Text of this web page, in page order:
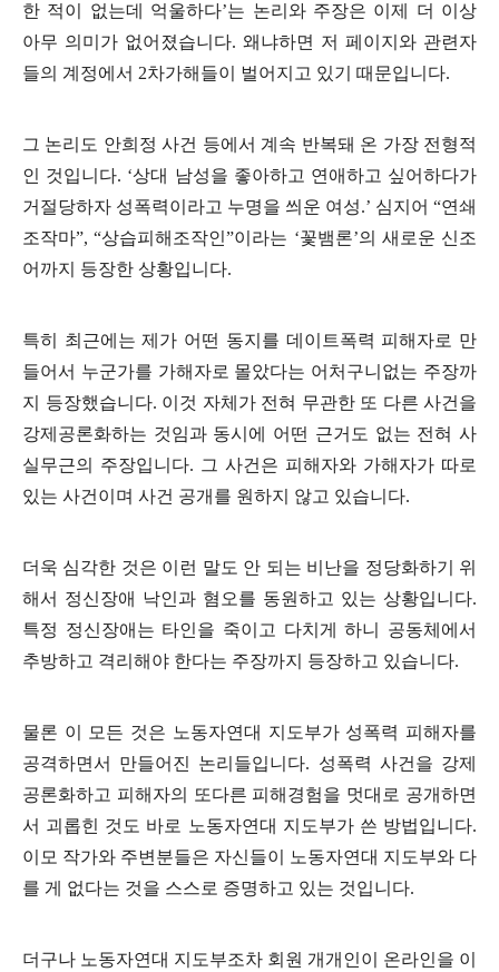
한 적이 없는데 억울하다’는 논리와 주장은 이제 더 이상
아무 의미가 없어졌습니다. 왜냐하면 저 페이지와 관련자
들의 계정에서 2차가해들이 벌어지고 있기 때문입니다.
그 논리도 안희정 사건 등에서 계속 반복돼 온 가장 전형적
인 것입니다. ‘상대 남성을 좋아하고 연애하고 싶어하다가
거절당하자 성폭력이라고 누명을 씌운 여성.’ 심지어 “연쇄
조작마”, “상습피해조작인”이라는 ‘꽃뱀론’의 새로운 신조
어까지 등장한 상황입니다.
특히 최근에는 제가 어떤 동지를 데이트폭력 피해자로 만
들어서 누군가를 가해자로 몰았다는 어처구니없는 주장까
지 등장했습니다. 이것 자체가 전혀 무관한 또 다른 사건을
강제공론화하는 것임과 동시에 어떤 근거도 없는 전혀 사
실무근의 주장입니다. 그 사건은 피해자와 가해자가 따로
있는 사건이며 사건 공개를 원하지 않고 있습니다.
더욱 심각한 것은 이런 말도 안 되는 비난을 정당화하기 위
해서 정신장애 낙인과 혐오를 동원하고 있는 상황입니다.
특정 정신장애는 타인을 죽이고 다치게 하니 공동체에서
추방하고 격리해야 한다는 주장까지 등장하고 있습니다.
물론 이 모든 것은 노동자연대 지도부가 성폭력 피해자를
공격하면서 만들어진 논리들입니다. 성폭력 사건을 강제
공론화하고 피해자의 또다른 피해경험을 멋대로 공개하면
서 괴롭힌 것도 바로 노동자연대 지도부가 쓴 방법입니다.
이모 작가와 주변분들은 자신들이 노동자연대 지도부와 다
를 게 없다는 것을 스스로 증명하고 있는 것입니다.
더구나 노동자연대 지도부조차 회원 개개인이 온라인을 이